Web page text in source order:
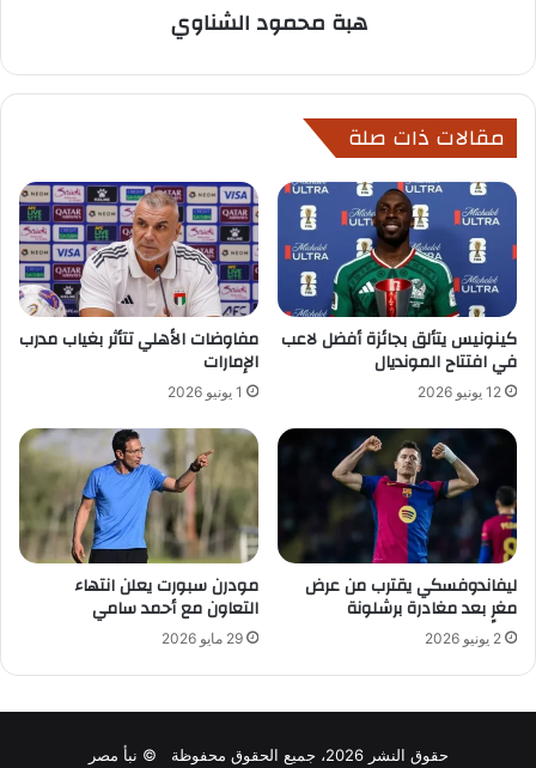
هبة محمود الشناوي
مقالات ذات صلة
كينونيس يتألق بجائزة أفضل لاعب
في افتتاح المونديال
12 يونيو 2026
مفاوضات الأهلي تتأثر بغياب مدرب
الإمارات
1 يونيو 2026
ليفاندوفسكي يقترب من عرض
مغرٍ بعد مغادرة برشلونة
2 يونيو 2026
مودرن سبورت يعلن انتهاء
التعاون مع أحمد سامي
29 مايو 2026
حقوق النشر 2026، جميع الحقوق محفوظة © نبأ مصر